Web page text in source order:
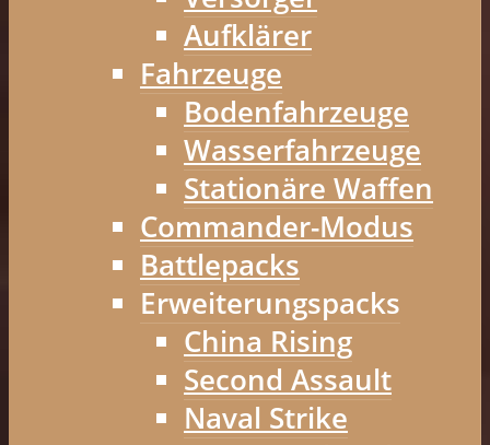
Aufklärer
Fahrzeuge
Bodenfahrzeuge
Wasserfahrzeuge
Stationäre Waffen
Commander-Modus
Battlepacks
Erweiterungspacks
China Rising
Second Assault
Naval Strike